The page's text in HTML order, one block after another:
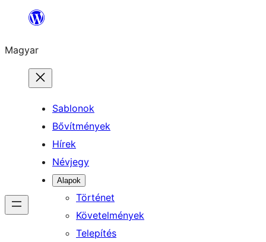
Ugrás
tartalomhoz
Magyar
Sablonok
Bővítmények
Hírek
Névjegy
Alapok
Történet
Követelmények
Telepítés